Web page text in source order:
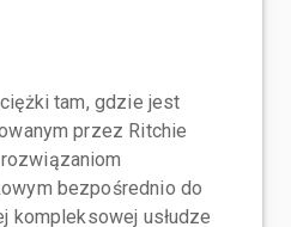
tam, gdzie jest
przez Ritchie
bezpośrednio do
kompleksowej usłudze